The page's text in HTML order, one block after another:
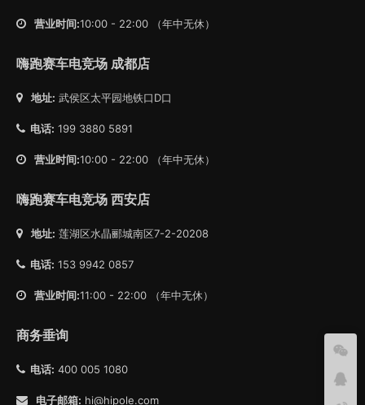
营业时间:10:00 - 22:00 （年中无休）
嗨跑赛车电竞场 成都店
地址: 武侯区太平园地铁口D口
电话: 199 3880 5891
营业时间:10:00 - 22:00 （年中无休）
嗨跑赛车电竞场 西安店
地址: 莲湖区水晶郦城南区7-2-20208
电话: 153 9942 0857
营业时间:11:00 - 22:00 （年中无休）
商务垂询
电话: 400 005 1080
电子邮箱: hi@hipole.com